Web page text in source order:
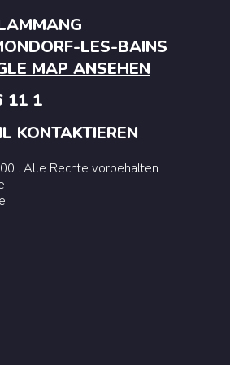
LES-BAINS
MAP ANSEHEN
11 1
KONTAKTIEREN
. Alle Rechte vorbehalten